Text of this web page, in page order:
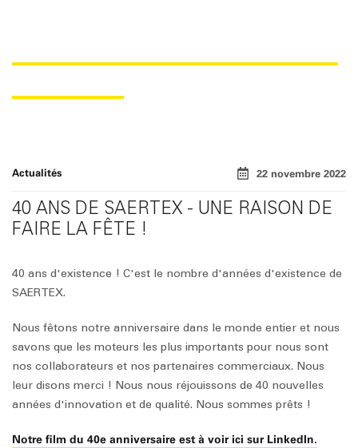
Actualités 22 novembre 2022
40 ANS DE SAERTEX - UNE RAISON DE
FAIRE LA FÊTE !
40 ans d'existence ! C'est le nombre d'années d'existence de
SAERTEX.
Nous fêtons notre anniversaire dans le monde entier et nous
savons que les moteurs les plus importants pour nous sont
nos collaborateurs et nos partenaires commerciaux. Nous
leur disons merci ! Nous nous réjouissons de 40 nouvelles
années d'innovation et de qualité. Nous sommes prêts !
Notre film du 40e anniversaire est à voir ici sur LinkedIn.